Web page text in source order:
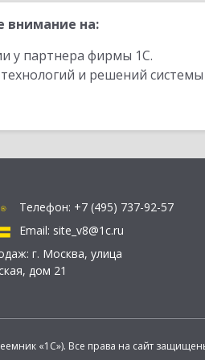
внимание на:
у партнера фирмы 1С.
и решений
Телефон: +7 (495) 737-92-57
Email: site_v8@1c.ru
г. Москва, улица
дом 21
«1С»). Все права на сайт